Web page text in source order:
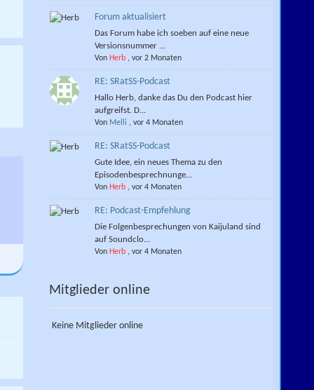
Forum aktualisiert
Das Forum habe ich soeben auf eine neue
Versionsnummer ...
Von Herb, vor 2 Monaten
RE: SRatSS-Podcast
Hallo Herb, danke das Du den Podcast hier
aufgreifst. D...
Von Melli , vor 4 Monaten
RE: SRatSS-Podcast
Gute Idee, ein neues Thema zu den
Episodenbesprechnunge...
Von Herb, vor 4 Monaten
RE: Podcast-Empfehlung
Die Folgenbesprechungen von Kaijuland sind
auf Soundclo...
Von Herb, vor 4 Monaten
Mitglieder online
Keine Mitglieder online